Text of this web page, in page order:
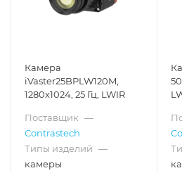
Камера
iVaster25BPLW120M,
1280x1024, 25 Гц, LWIR
Поставщик —
Contrastech
Типы изделий —
камеры